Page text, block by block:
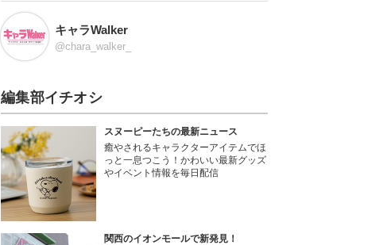
キャラWalker
@chara_walker_
編集部イチオシ
スヌーピーたちの最新ニュース
癒やされるキャラクターアイテムでほ
っと一息つこう！かわいい最新グッズ
やイベント情報を毎日配信
関西のイオンモールで新発見！